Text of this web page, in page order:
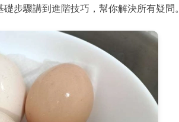
步驟講到進階技巧，幫你解決所有疑問。